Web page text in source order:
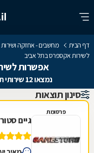
דף הבית מחשבים - אחזקה ושירות
לשירות אקספרס בתל אביב
אפשרות
נמצאו 12 שירותי תמיכה, תיקון ותחזוקת מחשבים
סינון תוצאות
פרסומת
גיים סטור gamestore